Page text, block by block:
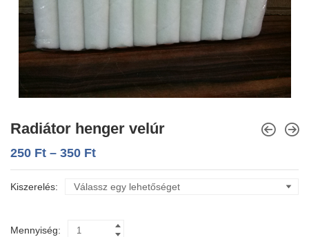
Radiátor henger velúr
250 Ft – 350 Ft
Kiszerelés
Mennyiség: